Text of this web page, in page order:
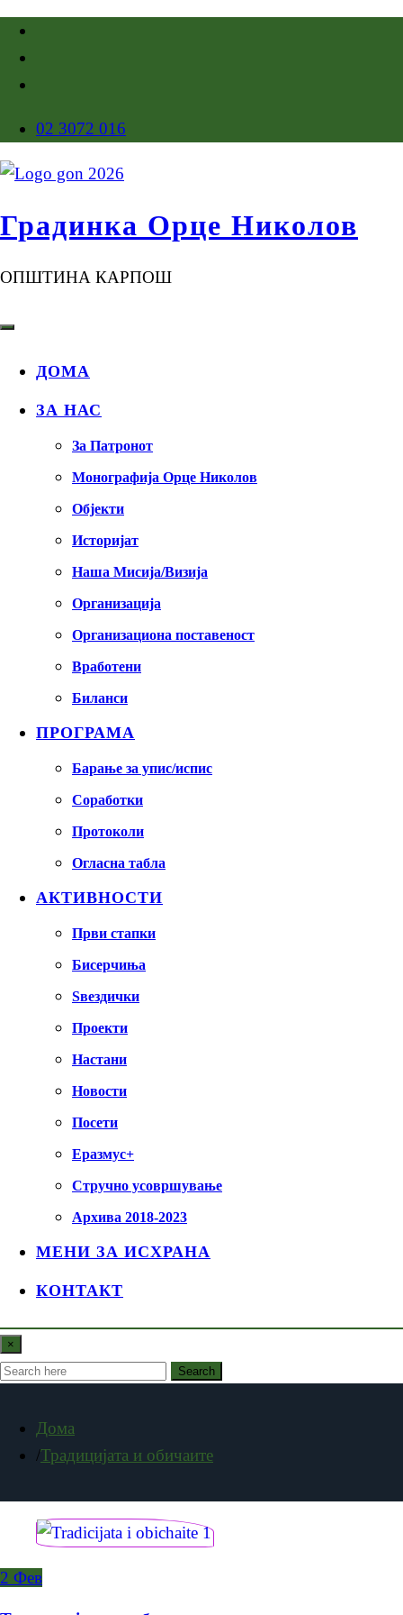
02 3072 016
Градинка Орце Николов
ОПШТИНА КАРПОШ
ДОМА
ЗА НАС
За Патронот
Монографија Орце Николов
Објекти
Историјат
Наша Мисија/Визија
Организација
Организациона поставеност
Вработени
Биланси
ПРОГРАМА
Барање за упис/испис
Соработки
Протоколи
Огласна табла
АКТИВНОСТИ
Први стапки
Бисерчиња
Ѕвездички
Проекти
Настани
Новости
Посети
Еразмус+
Стручно усовршување
Архива 2018-2023
МЕНИ ЗА ИСХРАНА
КОНТАКТ
×
Search
Дома
Традицијата и обичаите
2 Фев